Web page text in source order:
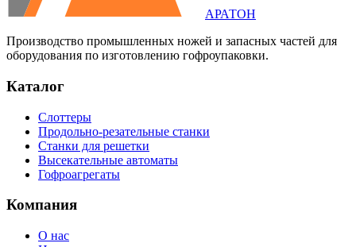
АРАТОН
Производство промышленных ножей и запасных частей для
оборудования по изготовлению гофроупаковки.
Каталог
Слоттеры
Продольно-резательные станки
Станки для решетки
Высекательные автоматы
Гофроагрегаты
Компания
О нас